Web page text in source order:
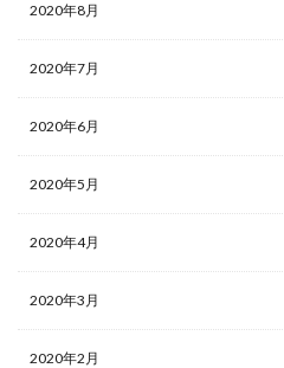
2020年8月
2020年7月
2020年6月
2020年5月
2020年4月
2020年3月
2020年2月